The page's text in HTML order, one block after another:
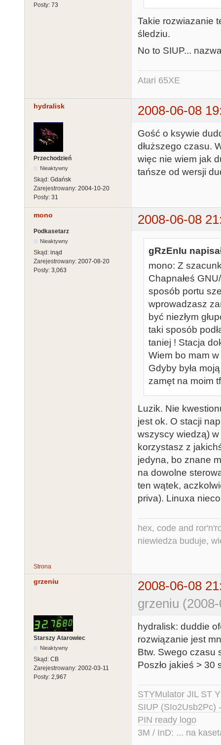
Posty: 73
Takie rozwiazanie
śledziu.
No to SIUP...
Atari 65XE
hydralisk 2008-06-08
Przechodzień
Nieaktywny
Skąd: Gdańsk
Zarejestrowany: 2004-10-20
Posty: 31
Gość o ksywie
dłuższego czasu.
więc nie wiem jak
tańsze od wersji
mono 2008-06-08
Podkasetarz
Nieaktywny
Skąd: inąd
Zarejestrowany: 2007-08-20
Posty: 3,063
gRzEnIu
mono: Z
Chapnałeś
sposób portu
wprowadzasz
być niezłym
taki sposób
taniej ! Stacja
Wiem bo mam
Gdyby była
zamęt na moim
Luzik. Nie
jest ok. O stacji
wszyscy wiedzą)
korzystasz z
jedyna, bo znane
na dowolne
ten wątek,
priva). Linuxa
hex, code and
niewiedza buduje,
Strona
grzeniu
2008-06-08
grzeniu
Starszy Atarowiec
Nieaktywny
Skąd: CB
Zarejestrowany: 2002-03-11
Posty: 2,967
hydralisk: duddie
rozwiązanie jest
Btw. Swego czasu
Poszło jakieś > 30
STYMulator JIL ST
SIUP (SIo2Usb2Pc)
PIN ready logo
3M / InD: ... na